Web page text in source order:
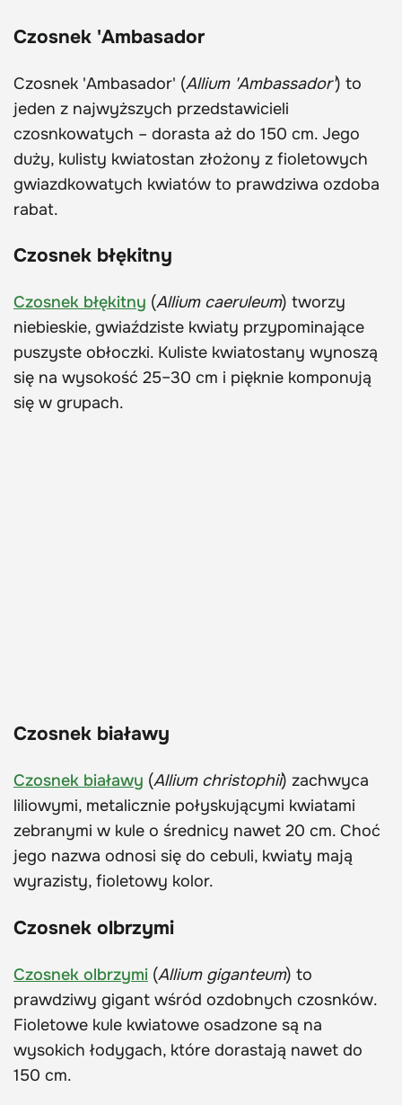
Czosnek 'Ambasador
Czosnek 'Ambasador' (Allium 'Ambassador') to
jeden z najwyższych przedstawicieli
czosnkowatych – dorasta aż do 150 cm. Jego
duży, kulisty kwiatostan złożony z fioletowych
gwiazdkowatych kwiatów to prawdziwa ozdoba
rabat.
Czosnek błękitny
Czosnek błękitny (Allium caeruleum) tworzy
niebieskie, gwiaździste kwiaty przypominające
puszyste obłoczki. Kuliste kwiatostany wynoszą
się na wysokość 25–30 cm i pięknie komponują
się w grupach.
Czosnek białawy
Czosnek białawy (Allium christophii) zachwyca
liliowymi, metalicznie połyskującymi kwiatami
zebranymi w kule o średnicy nawet 20 cm. Choć
jego nazwa odnosi się do cebuli, kwiaty mają
wyrazisty, fioletowy kolor.
Czosnek olbrzymi
Czosnek olbrzymi (Allium giganteum) to
prawdziwy gigant wśród ozdobnych czosnków.
Fioletowe kule kwiatowe osadzone są na
wysokich łodygach, które dorastają nawet do
150 cm.